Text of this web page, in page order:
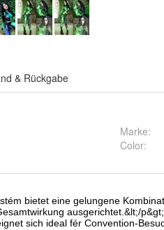
& Rückgabe
Marke:
Color: